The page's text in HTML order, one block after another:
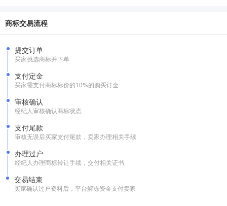
商标交易流程
提交订单
买家挑选商标并下单
支付定金
买家需支付商标标价的10%的购买订金
审核确认
经纪人审核确认商标状态
支付尾款
审核无误后买家支付尾款，卖家办理相关手续
办理过户
经纪人办理商标转让手续，交付相关证书
交易结束
买家确认过户资料后，平台解冻资金支付卖家